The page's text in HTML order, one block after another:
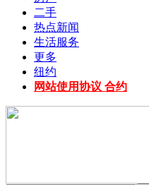
二手
热点新闻
生活服务
更多
纽约
网站使用协议 合约